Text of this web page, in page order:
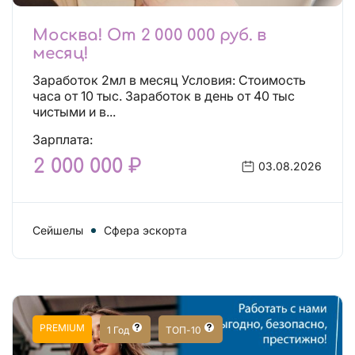
Москва! От 2 000 000 руб. в
месяц!
Заработок 2мл в месяц Условия: Стоимость
часа от 10 тыс. Заработок в день от 40 тыс
чистыми и в...
Зарплата:
2 000 000 ₽ 03.08.2026
Сейшелы Сфера эскорта
PREMIUM 1 Год ТОП-10